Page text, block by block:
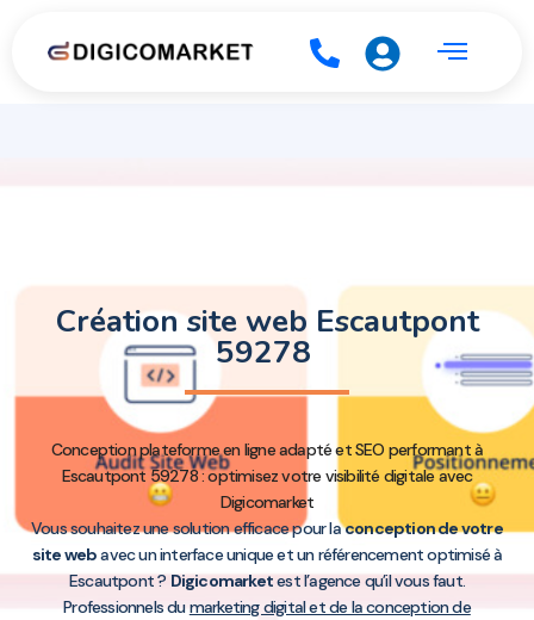
Création site web Escautpont
59278
Conception plateforme en ligne adapté et SEO performant à
Escautpont 59278 : optimisez votre visibilité digitale avec
Digicomarket
Vous souhaitez une solution efficace pour laconception de votre
site webavec un interface unique et un référencement optimisé à
Escautpont ?Digicomarketest l’agence qu’il vous faut.
Professionnels dumarketing digital et de la conception de